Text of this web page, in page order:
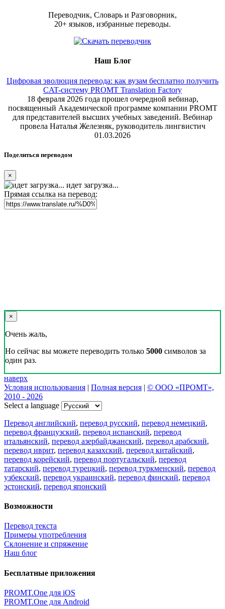
Переводчик, Словарь и Разговорник,
20+ языков, избранные переводы.
Наш Блог
Цифровая эволюция перевода: как вузам бесплатно получить
CAT-систему PROMT Translation Factory
18 февраля 2026 года прошел очередной вебинар,
посвященный Академической программе компании PROMT
для представителей высших учебных заведений. Вебинар
провела Наталья Железняк, руководитель лингвистич
01.03.2026
Поделиться переводом
×
идет загрузка...
Прямая ссылка на перевод:
×
Очень жаль,
Но сейчас вы можете переводить только 5000 символов за
один раз.
наверх
Условия использования | Полная версия | © ООО «ПРОМТ»,
2010 - 2026
Select a language
Перевод английский, перевод русский, перевод немецкий,
перевод французский, перевод испанский, перевод
итальянский, перевод азербайджанский, перевод арабский,
перевод иврит, перевод казахский, перевод китайский,
перевод корейский, перевод португальский, перевод
татарский, перевод турецкий, перевод туркменский, перевод
узбекский, перевод украинский, перевод финский, перевод
эстонский, перевод японский
Возможности
Перевод текста
Примеры употребления
Склонение и спряжение
Наш блог
Бесплатные приложения
PROMT.One для iOS
PROMT.One для Android